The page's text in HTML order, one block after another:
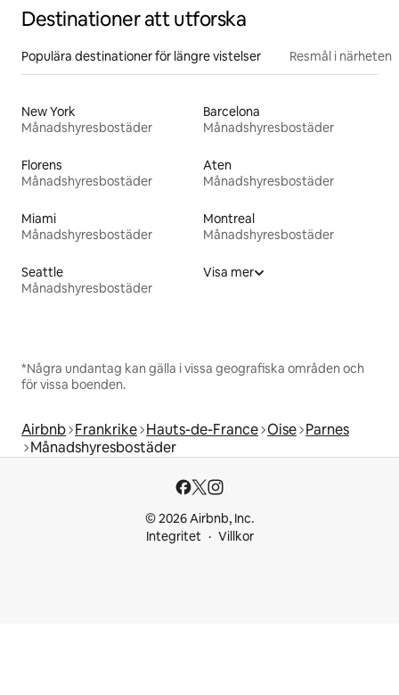
Destinationer att utforska
Populära destinationer för längre vistelser Resmål i närheten
New York
Månadshyresbostäder
Barcelona
Månadshyresbostäder
Florens
Månadshyresbostäder
Aten
Månadshyresbostäder
Miami
Månadshyresbostäder
Montreal
Månadshyresbostäder
Seattle
Månadshyresbostäder
Visa mer
*Några undantag kan gälla i vissa geografiska områden och
för vissa boenden.
Airbnb Frankrike Hauts-de-France Oise Parnes
Månadshyresbostäder
© 2026 Airbnb, Inc.
Integritet
Villkor